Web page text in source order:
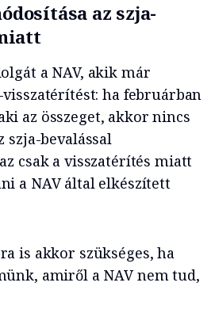
az szja-
a NAV, akik már
ha februárban
az összeget, akkor nincs
szja-bevalással
csak a visszatérítés miatt
a NAV által elkészített
is akkor szükséges, ha
amiről a NAV nem tud,